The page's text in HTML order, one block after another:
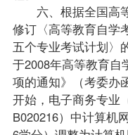
六、根据全国高等
修订〈高等教育自学
五个专业考试计划〉
于2008年高等教育自
项的通知》（考委办
开始， 电子商务专业
B020216）中计算机